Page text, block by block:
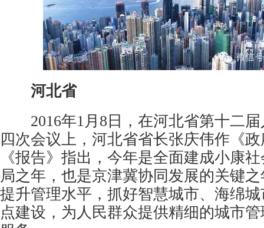
河北省
2016年1月8日，在河北省第十二届
四次会议上，河北省省长张庆伟作《
《报告》指出，今年是全面建成小康
局之年，也是京津冀协同发展的关键
提升管理水平，抓好智慧城市、海绵
点建设，为人民群众提供精细的城市